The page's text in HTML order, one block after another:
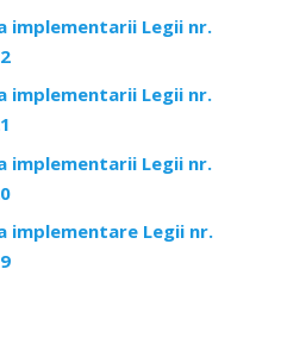
implementarii Legii nr.
implementarii Legii nr.
implementarii Legii nr.
implementare Legii nr.